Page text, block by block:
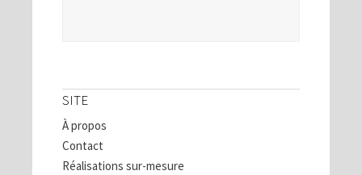
SITE
À propos
Contact
Réalisations sur-mesure